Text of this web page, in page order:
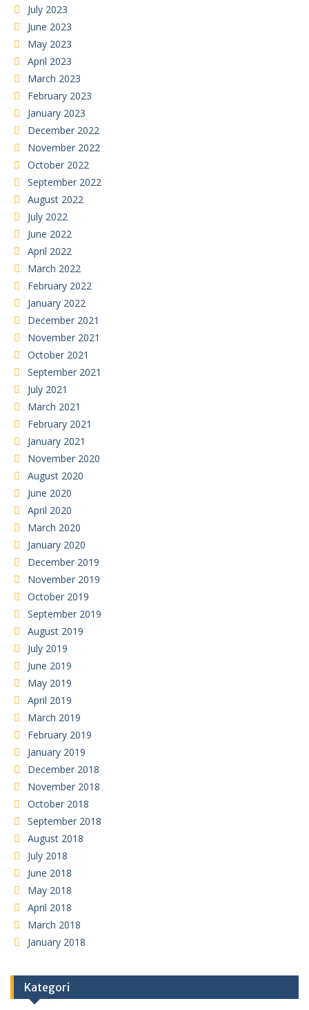
July 2023
June 2023
May 2023
April 2023
March 2023
February 2023
January 2023
December 2022
November 2022
October 2022
September 2022
August 2022
July 2022
June 2022
April 2022
March 2022
February 2022
January 2022
December 2021
November 2021
October 2021
September 2021
July 2021
March 2021
February 2021
January 2021
November 2020
August 2020
June 2020
April 2020
March 2020
January 2020
December 2019
November 2019
October 2019
September 2019
August 2019
July 2019
June 2019
May 2019
April 2019
March 2019
February 2019
January 2019
December 2018
November 2018
October 2018
September 2018
August 2018
July 2018
June 2018
May 2018
April 2018
March 2018
January 2018
Kategori